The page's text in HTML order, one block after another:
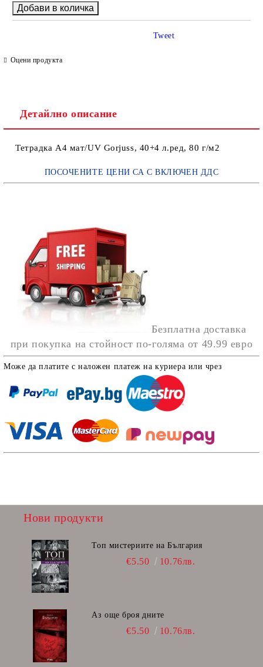
Оцени продукта
Tweet
Детайлно описание
Тетрадка А4 мат/UV Gorjuss, 40+4 л.ред, 80 г/м2
ПОСОЧЕНИТЕ ЦЕНИ СА С ВКЛЮЧЕН ДДС
Безплатна доставка
при покупка на стойност по-голяма от 49.99 евро
Може да платите с наложен платеж на куриера или чрез
Нови продукти
Топ мистериите на България
€5.50 10.76лв.
Аз още броя дните
€5.50 10.76лв.